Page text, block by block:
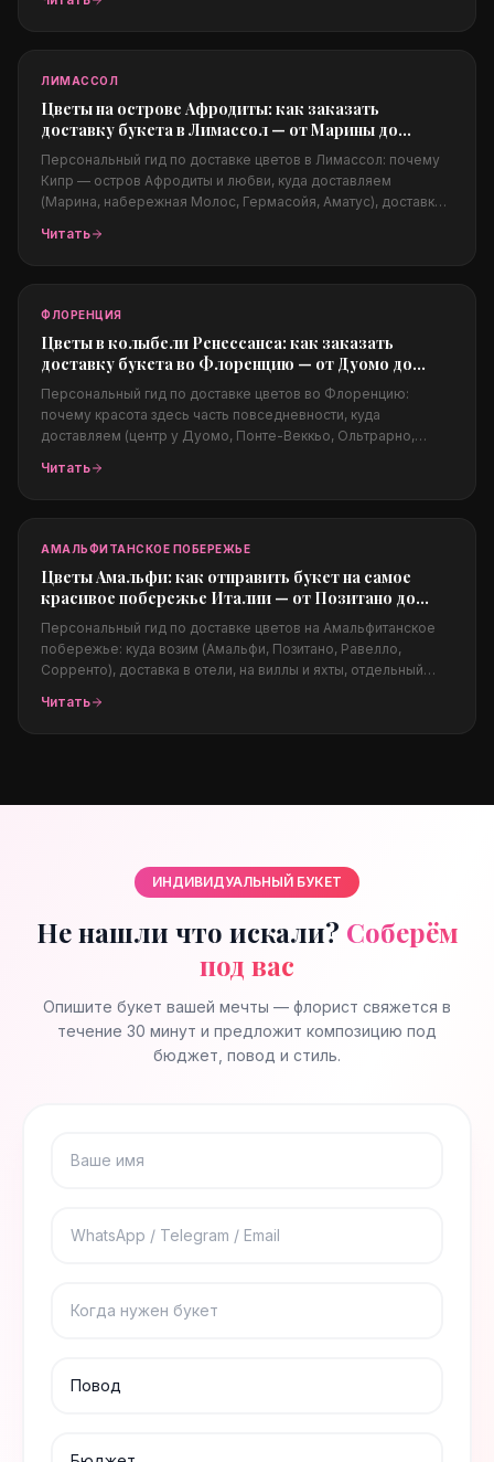
подходят жаркому и ветреному климату, цены в долларах и
ЛИМАССОЛ
Цветы на острове Афродиты: как заказать
доставку букета в Лимассол — от Марины до
набережной Молос
Персональный гид по доставке цветов в Лимассол: почему
Кипр — остров Афродиты и любви, куда доставляем
(Марина, набережная Молос, Гермасойя, Аматус), доставка в
жаркому климату, цены в евро и заказ из-за границы.
Читать
ФЛОРЕНЦИЯ
Цветы в колыбели Ренессанса: как заказать
доставку букета во Флоренцию — от Дуомо до
Понте-Веккьо
Персональный гид по доставке цветов во Флоренцию:
почему красота здесь часть повседневности, куда
доставляем (центр у Дуомо, Понте-Веккьо, Ольтрарно,
годовщины, предложения на закате), цены в евро и заказ из-
Читать
АМАЛЬФИТАНСКОЕ ПОБЕРЕЖЬЕ
Цветы Амальфи: как отправить букет на самое
красивое побережье Италии — от Позитано до
Равелло
Персональный гид по доставке цветов на Амальфитанское
побережье: куда возим (Амальфи, Позитано, Равелло,
Сорренто), доставка в отели, на виллы и яхты, отдельный
какие цветы подходят климату, цены в евро и заказ из-за
Читать
ИНДИВИДУАЛЬНЫЙ БУКЕТ
Не нашли что искали? Соберём
под вас
Опишите букет вашей мечты — флорист свяжется в
течение 30 минут и предложит композицию под
бюджет, повод и стиль.